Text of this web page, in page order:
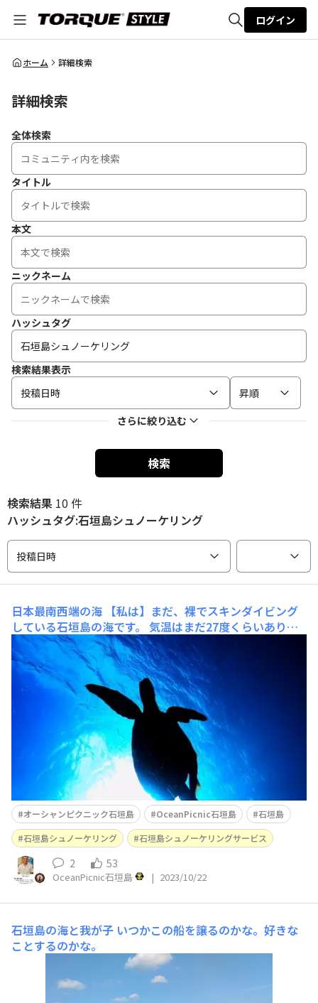
全体検索
ログイン
ホーム 詳細検索
詳細検索
全体検索
タイトル
本文
ニックネーム
ハッシュタグ
検索結果表示
投稿日時
昇順
さらに絞り込む
検索
検索結果 10 件
ハッシュタグ:石垣島シュノーケリング
投稿日時
日本最南西端の海 【私は】まだ、裸でスキンダイビング
している石垣島の海です。 気温はまだ27度くらいあり、
春と、この時期が本州との気温差が一番高いです。 ちな
みに、アオウミガメです。 水深は7m
オーシャンピクニック石垣島 OceanPicnic石垣島
石垣島
石垣島シュノーケリング
石垣島シュノーケリングサービス
2 53
OceanPicnic石垣島 | 2023/10/22
石垣島の海と我が子 いつかこの船を譲るのかな。好きな
ことするのかな。